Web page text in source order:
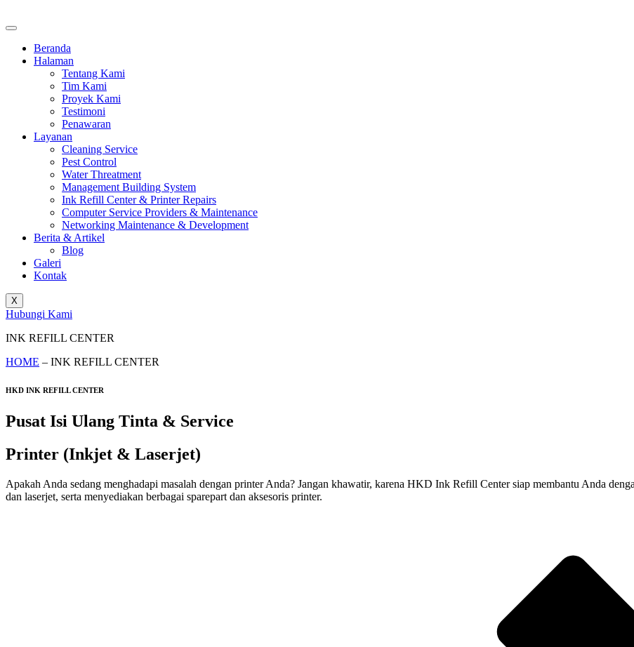
Beranda
Halaman
Tentang Kami
Tim Kami
Proyek Kami
Testimoni
Penawaran
Layanan
Cleaning Service
Pest Control
Water Threatment
Management Building System
Ink Refill Center & Printer Repairs
Computer Service Providers & Maintenance
Networking Maintenance & Development
Berita & Artikel
Blog
Galeri
Kontak
X
Hubungi Kami
INK REFILL CENTER
HOME – INK REFILL CENTER
HKD INK REFILL CENTER
Pusat Isi Ulang Tinta & Service
Printer (Inkjet & Laserjet)
Apakah Anda sedang menghadapi masalah dengan printer Anda? Jangan khawatir, karena HKD Ink Refill Center siap membantu Anda
dan laserjet, serta menyediakan berbagai sparepart dan aksesoris printer.